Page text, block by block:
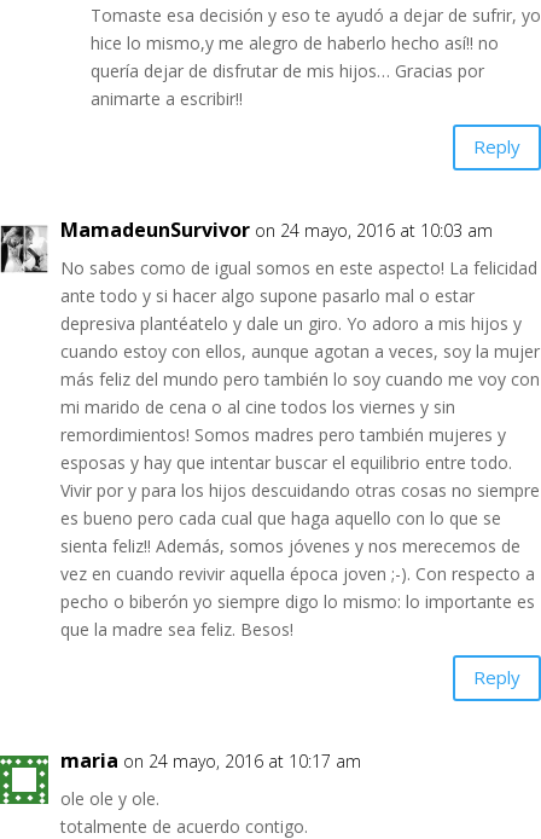
Tomaste esa decisión y eso te ayudó a dejar de sufrir, yo
hice lo mismo,y me alegro de haberlo hecho así!! no
quería dejar de disfrutar de mis hijos… Gracias por
animarte a escribir!!
Reply
MamadeunSurvivor on 24 mayo, 2016 at 10:03 am
No sabes como de igual somos en este aspecto! La felicidad
ante todo y si hacer algo supone pasarlo mal o estar
depresiva plantéatelo y dale un giro. Yo adoro a mis hijos y
cuando estoy con ellos, aunque agotan a veces, soy la mujer
más feliz del mundo pero también lo soy cuando me voy con
mi marido de cena o al cine todos los viernes y sin
remordimientos! Somos madres pero también mujeres y
esposas y hay que intentar buscar el equilibrio entre todo.
Vivir por y para los hijos descuidando otras cosas no siempre
es bueno pero cada cual que haga aquello con lo que se
sienta feliz!! Además, somos jóvenes y nos merecemos de
vez en cuando revivir aquella época joven ;-). Con respecto a
pecho o biberón yo siempre digo lo mismo: lo importante es
que la madre sea feliz. Besos!
Reply
maria on 24 mayo, 2016 at 10:17 am
ole ole y ole.
totalmente de acuerdo contigo.